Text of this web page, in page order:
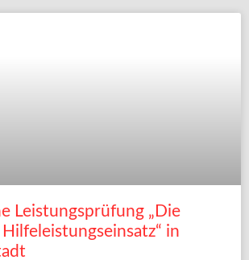
Leistungsprüfung „Die
in